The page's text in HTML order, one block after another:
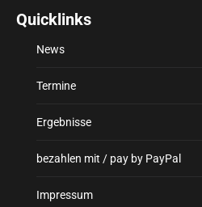
Quicklinks
News
Termine
Ergebnisse
bezahlen mit / pay by PayPal
Impressum